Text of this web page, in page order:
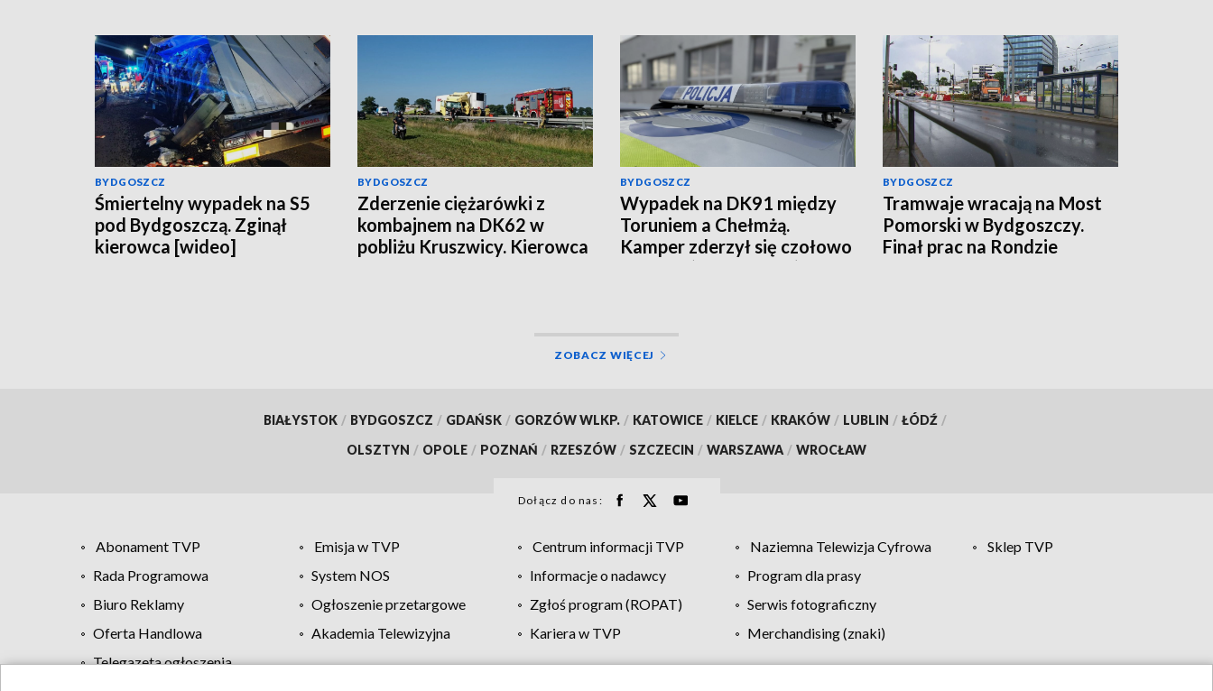
BYDGOSZCZ
Śmiertelny wypadek na S5
pod Bydgoszczą. Zginął
kierowca [wideo]
BYDGOSZCZ
Zderzenie ciężarówki z
kombajnem na DK62 w
pobliżu Kruszwicy. Kierowca
BYDGOSZCZ
Wypadek na DK91 między
Toruniem a Chełmżą.
Kamper zderzył się czołowo
BYDGOSZCZ
Tramwaje wracają na Most
Pomorski w Bydgoszczy.
Finał prac na Rondzie
ZOBACZ WIĘCEJ
BIAŁYSTOK / BYDGOSZCZ / GDAŃSK / GORZÓW WLKP. / KATOWICE / KIELCE / KRAKÓW / LUBLIN / ŁÓDŹ /
OLSZTYN / OPOLE / POZNAŃ / RZESZÓW / SZCZECIN / WARSZAWA / WROCŁAW
Dołącz do nas:
Abonament TVP Emisja w TVP Centrum informacji TVP Naziemna Telewizja Cyfrowa
Sklep TVP
Rada Programowa
System NOS Informacje o nadawcy
Program dla prasy
Biuro Reklamy
Ogłoszenie przetargowe Zgłoś program (ROPAT)
Serwis fotograficzny
Oferta Handlowa
Akademia Telewizyjna Kariera w TVP
Merchandising (znaki)
Telegazeta ogłoszenia